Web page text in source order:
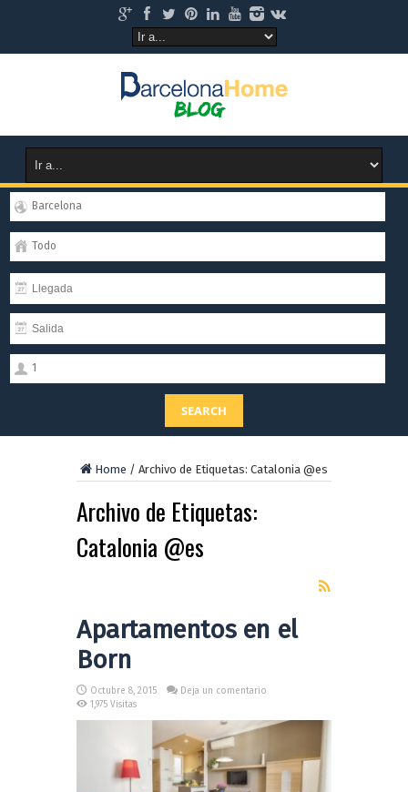
Barcelona
Todo
1
SEARCH
Home / Archivo de Etiquetas: Catalonia @es
Archivo de Etiquetas:
Catalonia @es
Apartamentos en el
Born
Octubre 8, 2015
Deja un comentario
1,975 Visitas